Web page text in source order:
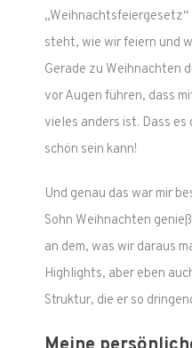
steht, wie wir feiern und
Gerade zu Weihnachten
vor Augen führen, dass
vieles anders ist. Dass
schön sein kann!
Und genau das war mir
Sohn Weihnachten
an dem, was wir daraus
Highlights, aber eben
Struktur, die er so